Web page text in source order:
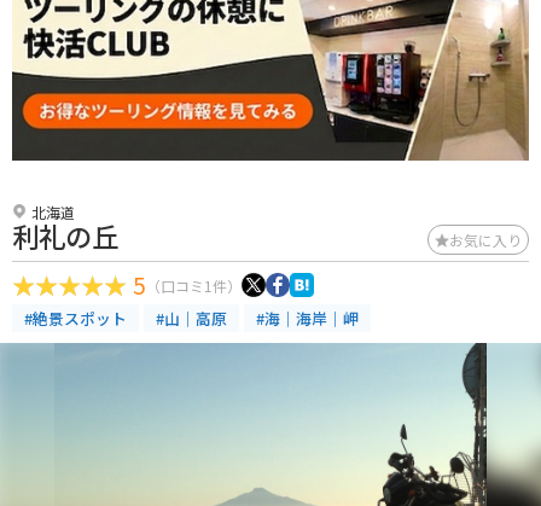
北海道
利礼の丘 お気に入り
5 （口コミ1件）
#絶景スポット #山｜高原 #海｜海岸｜岬